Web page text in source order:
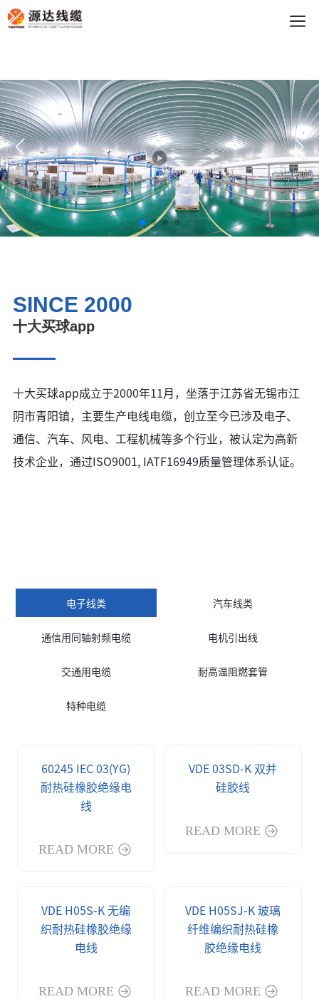
买球app
SINCE 2000
十大买球app
十大买球app成立于2000年11月，坐落于江苏省无锡市江
阴市青阳镇，主要生产电线电缆，创立至今已涉及电子、
通信、汽车、风电、工程机械等多个行业，被认定为高新
技术企业，通过ISO9001, IATF16949质量管理体系认证。
电子线类 汽车线类
通信用同轴射频电缆 电机引出线
交通用电缆 耐高温阻燃套管
特种电缆
60245 IEC 03(YG)
耐热硅橡胶绝缘电
线
READ MORE
VDE 03SD-K 双并
硅胶线
READ MORE
VDE H05S-K 无编
织耐热硅橡胶绝缘
电线
READ MORE
VDE H05SJ-K 玻璃
纤维编织耐热硅橡
胶绝缘电线
READ MORE